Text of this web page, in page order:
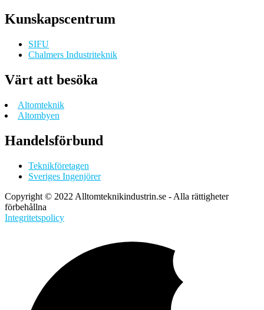
Kunskapscentrum
SIFU
Chalmers Industriteknik
Värt att besöka
Altomteknik
Altombyen
Handelsförbund
Teknikföretagen
Sveriges Ingenjörer
Copyright © 2022 Alltomteknikindustrin.se - Alla rättigheter
förbehållna
Integritetspolicy